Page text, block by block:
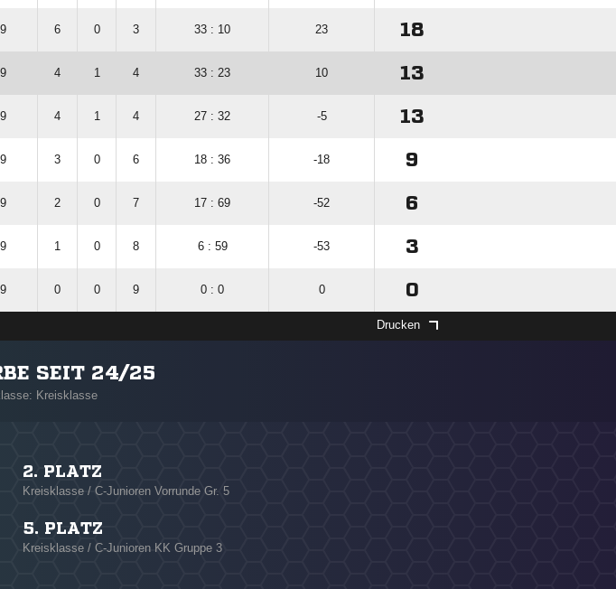
9 6 0 3 33 : 10 23 18
9 4 1 4 33 : 23 10 13
9 4 1 4 27 : 32 -5 13
9 3 0 6 18 : 36 -18 9
9 2 0 7 17 : 69 -52 6
9 1 0 8 6 : 59 -53 3
9 0 0 9 0 : 0 0 0
Drucken
SEIT 24/25
Kreisklasse
2. PLATZ
Kreisklasse / C-Junioren Vorrunde Gr. 5
5. PLATZ
Kreisklasse / C-Junioren KK Gruppe 3